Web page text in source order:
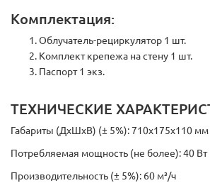
Комплектация:
Облучатель-рециркулятор 1 шт.
Комплект крепежа на стену 1 шт.
Паспорт 1 экз.
ТЕХНИЧЕСКИЕ
Габариты (ДхШхВ) (± 5%): 710х175х110 мм
Потребляемая мощность (не более): 40 Вт
Производительность (± 5%): 60 м³/ч